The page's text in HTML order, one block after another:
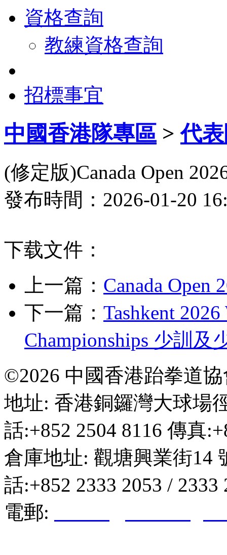
資格查詢
教練資格查詢
招標事宜
中國香港隊專區 >代
(修定版)Canada Open
發布時間：2026-01-20
下载文件：
上一篇： Canada Open
下一篇： Tashkent
Championships 少訓
©2026 中國香港跆拳道
地址: 香港銅鑼灣大球場
話:+852 2504 8116 傳真
倉庫地址: 觀塘興業街14
話:+852 2333 2053 /
電郵: